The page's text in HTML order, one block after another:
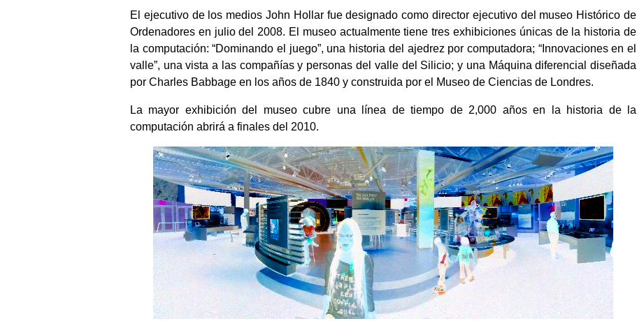
El ejecutivo de los medios John Hollar fue designado como director ejecutivo del museo Histórico de
Ordenadores en julio del 2008. El museo actualmente tiene tres exhibiciones únicas de la historia de
la computación: “Dominando el juego”, una historia del ajedrez por computadora; “Innovaciones en el
valle”, una vista a las compañías y personas del valle del Silicio; y una Máquina diferencial diseñada
por Charles Babbage en los años de 1840 y construida por el Museo de Ciencias de Londres.
La mayor exhibición del museo cubre una línea de tiempo de 2,000 años en la historia de la
computación abrirá a finales del 2010.